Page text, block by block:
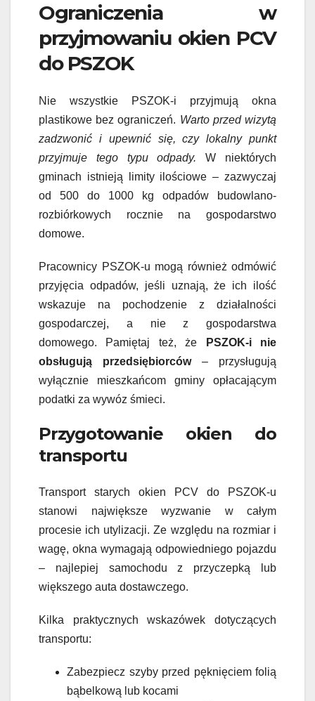
Ograniczenia w
przyjmowaniu okien PCV
do PSZOK
Nie wszystkie PSZOK-i przyjmują okna
plastikowe bez ograniczeń. Warto przed wizytą
zadzwonić i upewnić się, czy lokalny punkt
przyjmuje tego typu odpady. W niektórych
gminach istnieją limity ilościowe – zazwyczaj
od 500 do 1000 kg odpadów budowlano-
rozbiórkowych rocznie na gospodarstwo
domowe.
Pracownicy PSZOK-u mogą również odmówić
przyjęcia odpadów, jeśli uznają, że ich ilość
wskazuje na pochodzenie z działalności
gospodarczej, a nie z gospodarstwa
domowego. Pamiętaj też, że
PSZOK-i nie
obsługują przedsiębiorców– przysługują
wyłącznie mieszkańcom gminy opłacającym
podatki za wywóz śmieci.
Przygotowanie okien do
transportu
Transport starych okien PCV do PSZOK-u
stanowi największe wyzwanie w całym
procesie ich utylizacji. Ze względu na rozmiar i
wagę, okna wymagają odpowiedniego pojazdu
– najlepiej samochodu z przyczepką lub
większego auta dostawczego.
Kilka praktycznych wskazówek dotyczących
transportu:
Zabezpiecz szyby przed pęknięciem folią
bąbelkową lub kocami